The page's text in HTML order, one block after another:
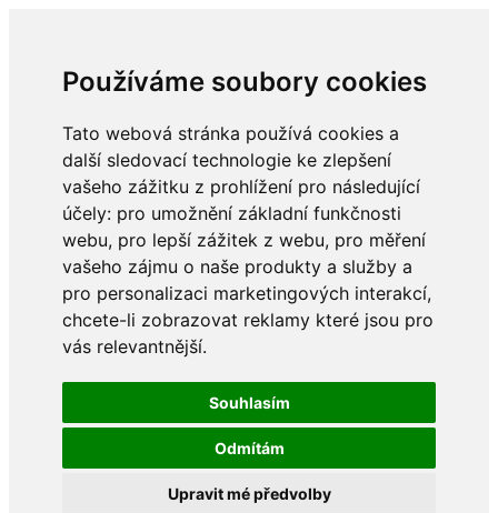
Používáme soubory cookies
Tato webová stránka používá cookies a
další sledovací technologie ke zlepšení
vašeho zážitku z prohlížení pro následující
účely: pro umožnění základní funkčnosti
webu, pro lepší zážitek z webu, pro měření
vašeho zájmu o naše produkty a služby a
pro personalizaci marketingových interakcí,
chcete-li zobrazovat reklamy které jsou pro
vás relevantnější.
Souhlasím
Odmítám
Upravit mé předvolby